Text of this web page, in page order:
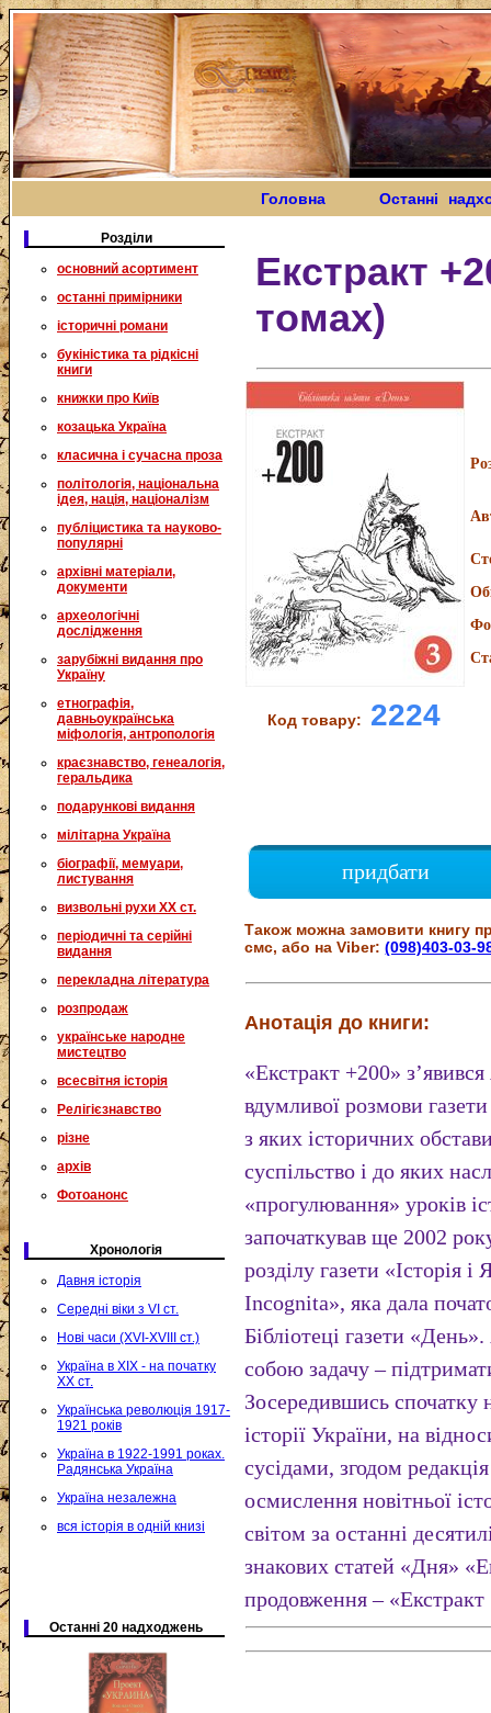
Головна Останні
Розділи
основний асортимент
останні примірники
історичні романи
букіністика та рідкісні
книги
книжки про Київ
козацька Україна
класична і сучасна проза
політологія, національна
ідея, нація, націоналізм
публіцистика та науково-
популярні
архівні матеріали,
документи
археологічні
дослідження
зарубіжні видання про
Україну
етнографія,
давньоукраїнська
міфологія, антропологія
краєзнавство, генеалогія,
геральдика
подарункові видання
мілітарна Україна
біографії, мемуари,
листування
визвольні рухи XX ст.
періодичні та серійні
видання
перекладна література
розпродаж
українське народне
мистецтво
всесвітня історія
Релігієзнавство
різне
архів
Фотоанонс
Хронологія
Давня історія
Середні віки з VI ст.
Нові часи (XVI-XVIII ст.)
Україна в XIX - на початку
XX ст.
Українська революція 1917-
1921 років
Україна в 1922-1991 роках.
Радянська Україна
Україна незалежна
вся історія в одній книзі
Останні 20 надходжень
Екстракт
томах)
Код товару: 2224
придбати
Також можна замовити книгу
смс, або на Viber:(098)403-03-
Анотація до книги:
«Екстракт +200»
вдумливої розмови
з яких історичних
суспільство і до яких
«прогулювання» уроків
започаткував ще 2002
розділу газети «Історія
Incognita», яка дала
Бібліотеці газети
собою задачу –
Зосередившись спочатку
історії України, на
сусідами, згодом
осмислення новітньої
світом за останні
знакових статей «Дня»
продовження –